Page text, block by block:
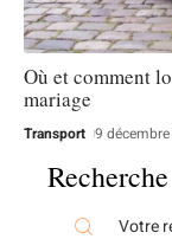
Où et comment
mariage
Transport 9
Recherche